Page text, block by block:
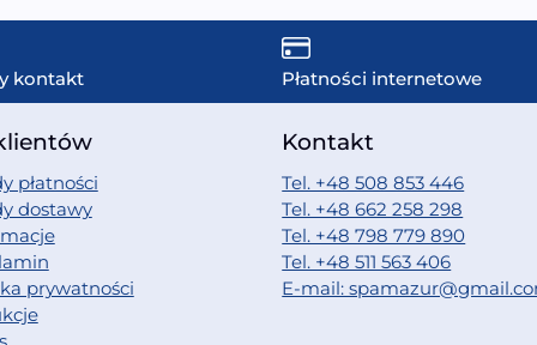
kontakt Płatności internetowe
płatności
dostawy
prywatności
Kontakt
Tel. +48 508 853 446
Tel. +48 662 258 298
Tel. +48 798 779 890
Tel. +48 511 563 406
E-mail: